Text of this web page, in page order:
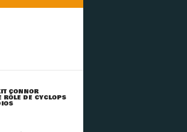
CONNOR
RÔLE DE CYCLOPS